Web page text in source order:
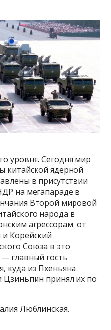
уровня. Сегодня мир
китайской ядерной
в присутствии
на мегапараде в
Второй мировой
народа в
агрессорам, от
Корейский
Союза в это
главный гость
куда из Пхеньяна
принял их по
Люблинская.